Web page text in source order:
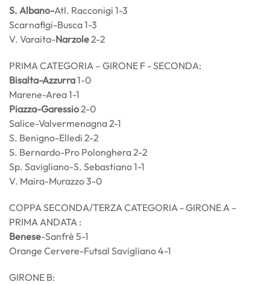
S. Albano-Atl. Racconigi 1-3
Scarnafigi-Busca 1-3
V. Varaita-Narzole2-2
PRIMA CATEGORIA – GIRONE F - SECONDA:
Bisalta-Azzurra1-0
Marene-Area 1-1
Piazza-Garessio2-0
Salice-Valvermenagna 2-1
S. Benigno-Elledi 2-2
S. Bernardo-Pro Polonghera 2-2
Sp. Savigliano-S. Sebastiano 1-1
V. Maira-Murazzo 3-0
COPPA SECONDA/TERZA CATEGORIA - GIRONE A –
PRIMA ANDATA :
Benese-Sanfrè 5-1
Orange Cervere-Futsal Savigliano 4-1
GIRONE B: